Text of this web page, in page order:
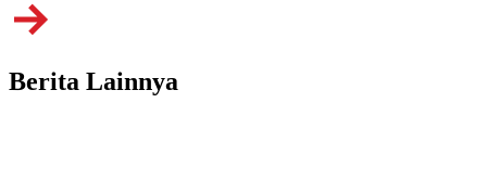
Berita Lainnya